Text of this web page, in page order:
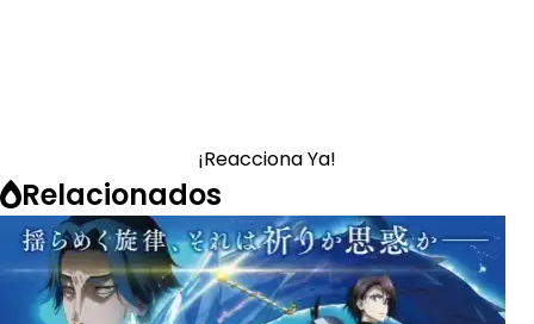
¡Reacciona Ya!
Relacionados